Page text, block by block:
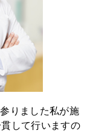
りました私が施
して行いますの